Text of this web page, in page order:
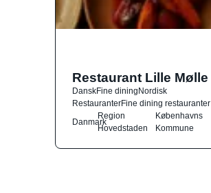
Restaurant Lille Mølle
DanskFine diningNordisk
RestauranterFine dining restauranter
Danmark
Region
Hovedstaden
Københavns
Kommune